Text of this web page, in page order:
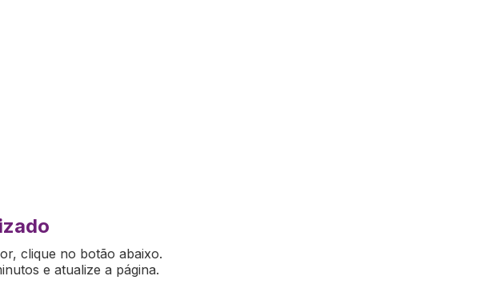
clique no botão abaixo.
e atualize a página.